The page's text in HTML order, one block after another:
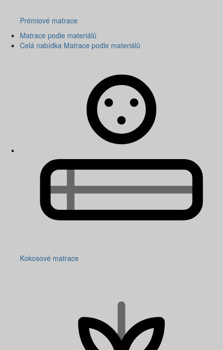
Prémiové matrace
Matrace podle materiálů
Celá nabídka Matrace podle materiálů
Kokosové matrace